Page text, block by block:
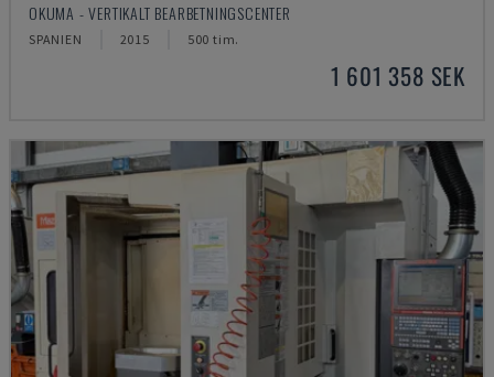
OKUMA - VERTIKALT BEARBETNINGSCENTER
SPANIEN 2015 500 tim.
1 601 358 SEK